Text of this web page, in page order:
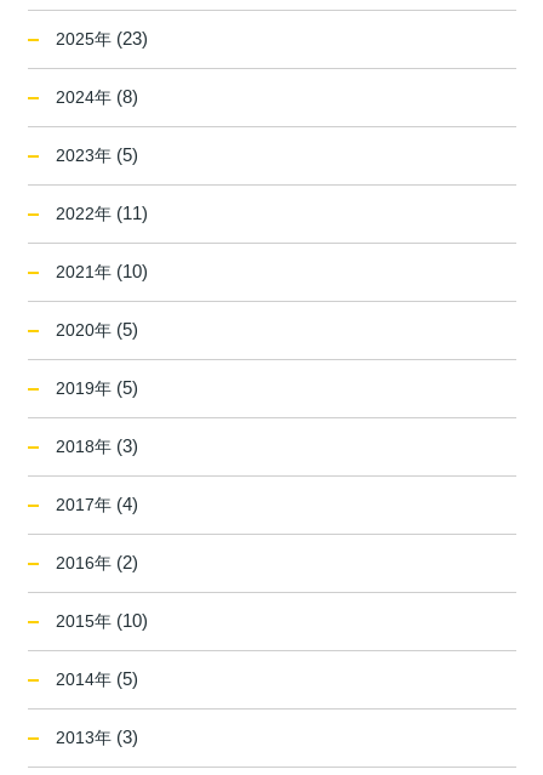
2025年 (23)
2024年 (8)
2023年 (5)
2022年 (11)
2021年 (10)
2020年 (5)
2019年 (5)
2018年 (3)
2017年 (4)
2016年 (2)
2015年 (10)
2014年 (5)
2013年 (3)